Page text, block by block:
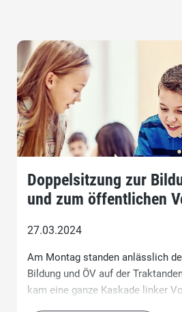
Doppelsitzung zur
und zum öffentlichen
27.03.2024
Am Montag standen anlässlich
Bildung und ÖV auf der
kam eine ganze Kaskade linker